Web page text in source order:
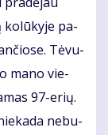
ko­lū­ky­je pa­
Tė­vu­
ma­no vie­
97-erių.
ne­bu­